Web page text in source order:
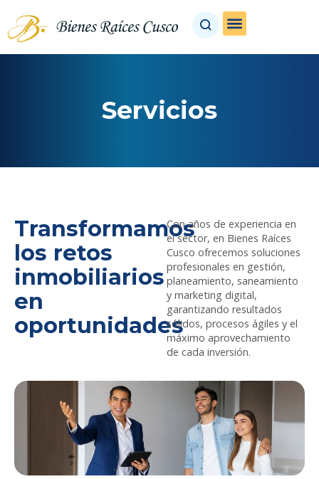
Servicios
Transformamos
los retos
inmobiliarios
en
oportunidades
Con años de experiencia en
el sector, en Bienes Raíces
Cusco ofrecemos soluciones
profesionales en gestión,
planeamiento, saneamiento
y marketing digital,
garantizando resultados
sólidos, procesos ágiles y el
máximo aprovechamiento
de cada inversión.